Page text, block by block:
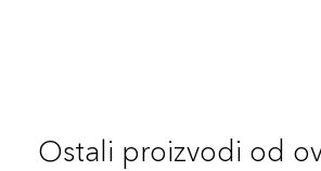
Ostali proizvodi od